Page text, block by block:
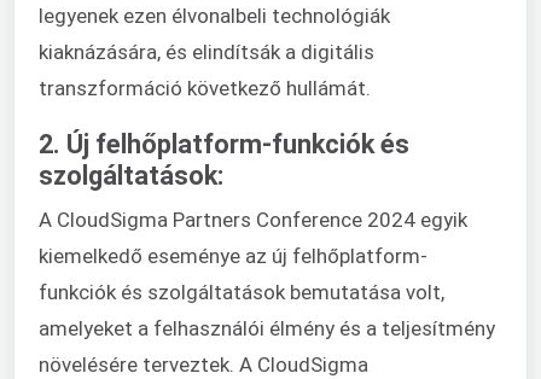
legyenek ezen élvonalbeli technológiák
kiaknázására, és elindítsák a digitális
transzformáció következő hullámát.
2. Új felhőplatform-funkciók és
szolgáltatások:
A CloudSigma Partners Conference 2024 egyik
kiemelkedő eseménye az új felhőplatform-
funkciók és szolgáltatások bemutatása volt,
amelyeket a felhasználói élmény és a teljesítmény
növelésére terveztek. A CloudSigma